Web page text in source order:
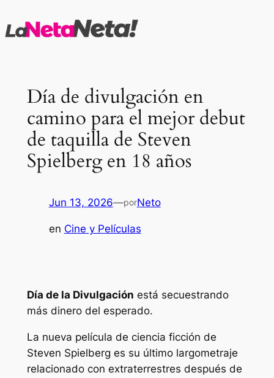
al
Día de divulgación en
camino para el mejor debut
de taquilla de Steven
Spielberg en 18 años
Jun 13, 2026—porNeto
en Cine y Películas
Día de la Divulgación está secuestrando
más dinero del esperado.
La nueva película de ciencia ficción de
Steven Spielberg es su último largometraje
relacionado con extraterrestres después de